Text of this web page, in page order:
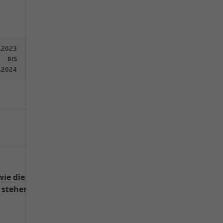
BIS
die Transaktionskosten gem.
Kosten sind in der